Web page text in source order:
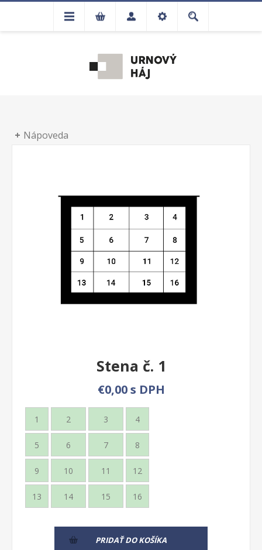
Nápoveda
Stena č. 1
€0,00 s DPH
1 2 3 4
5 6 7 8
9 10 11 12
13 14 15 16
PRIDAŤ DO KOŠÍKA